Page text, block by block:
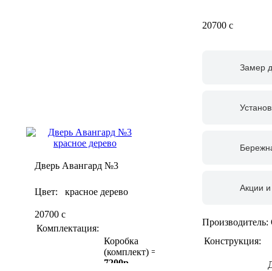
Дверь Авангард №3
Цвет: красное дерево
20700 c
Комплектация:
Коробка
(комплект) =
7200р
20700 c
Замер
Акции и
Производитель:
Конструкция: